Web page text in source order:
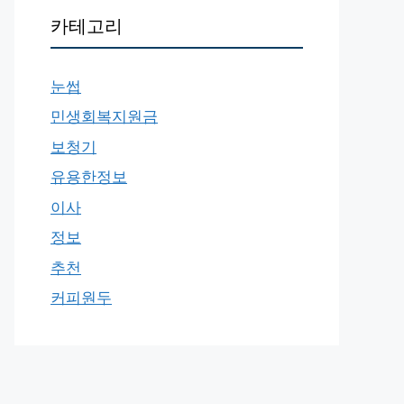
카테고리
눈썹
민생회복지원금
보청기
유용한정보
이사
정보
추천
커피원두